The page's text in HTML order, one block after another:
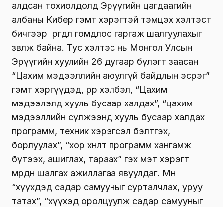
алдсан тохиолдолд Эрүүгийн цагдаагийн
албаны Кибер гэмт хэрэгтэй тэмцэх хэлтэст
бичгээр өргөдөл гомдлоо гаргаж шалгуулахыг
зөвлөж байна. Тус хэлтэс нь Монгол Улсын
Эрүүгийн хуулийн 26 дугаар бүлэгт заасан
“Цахим мэдээллийн аюулгүй байдлын эсрэг”
гэмт хэргүүдэд, өөрөөр хэлбэл, “Цахим
мэдээлэлд хууль бусаар халдах”, “цахим
мэдээллийн сүлжээнд хууль бусаар халдах
программ, техник хэрэгсэл бэлтгэх,
борлуулах”, “хор хөнөөлт программ хангамж
бүтээх, ашиглах, тараах” гэх мэт хэрэгт
мөрдөн шалгах ажиллагаа явуулдаг. Мөн
“хүүхдэд садар самууныг сурталчлах, уруу
татах”, “хүүхэд оролцуулж садар самууныг